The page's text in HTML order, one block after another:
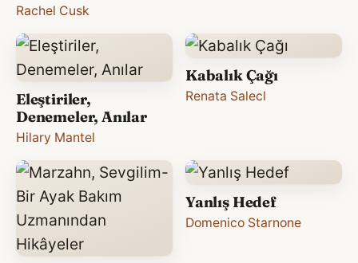
Rachel Cusk
Eleştiriler,
Denemeler, Anılar
Hilary Mantel
Kabalık Çağı
Renata Salecl
Yanlış Hedef
Domenico Starnone